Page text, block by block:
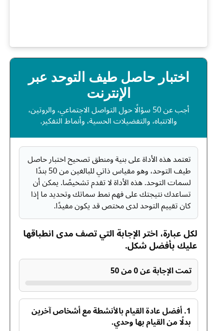
اختبار حاصل طيف التوحد عبر
الإنترنت
أجب عن 50 سؤالًا حول التواصل الاجتماعي، والروتين،
والانتباه، والتفضيلات الحسية، وأنماط التفكير.
تعتمد هذه الأداة على بنية ومنطق تصحيح اختبار حاصل
طيف التوحد، وهو مقياس ذاتي للبالغين من 50 بندًا
لسمات التوحد. هذه الأداة لا تقدم تشخيصًا. يمكن أن
تساعدك نتيجتك على فهم نمط سماتك وتحديد ما إذا
كان تقييم التوحد لدى مختص قد يكون مفيدًا.
لكل عبارة، اختر الإجابة التي تصف مدى انطباقها
عليك بأفضل شكل.
تمت الإجابة عن 0 من 50
1. أفضل عادة القيام بالأنشطة مع أشخاص آخرين
بدلًا من القيام بها وحدي.